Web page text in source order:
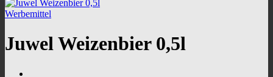
Werbemittel
Juwel Weizenbier 0,5l